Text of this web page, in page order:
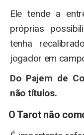
Ele tende a
próprias
tenha
jogador em
Do Pajem de
não títulos.
O Tarot não